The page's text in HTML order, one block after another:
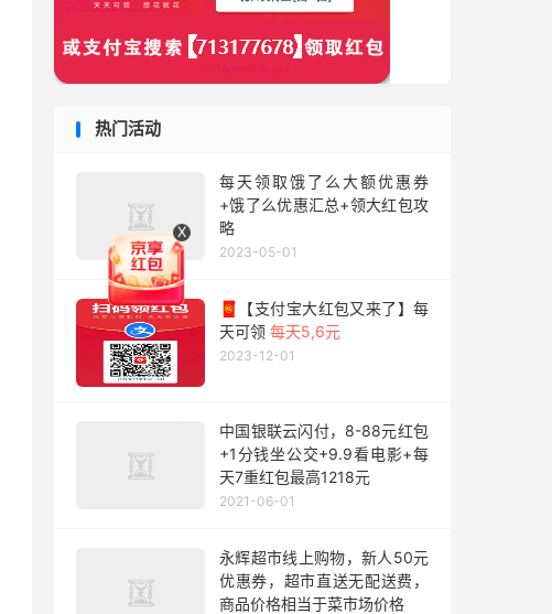
热门活动
每天领取饿了么大额优惠券
+饿了么优惠汇总+领大红包攻
略
2023-05-01
🧧【支付宝大红包又来了】每
天可领 每天5,6元
2023-12-01
中国银联云闪付，8-88元红包
+1分钱坐公交+9.9看电影+每
天7重红包最高1218元
2021-06-01
永辉超市线上购物，新人50元
优惠券，超市直送无配送费，
商品价格相当于菜市场价格
X